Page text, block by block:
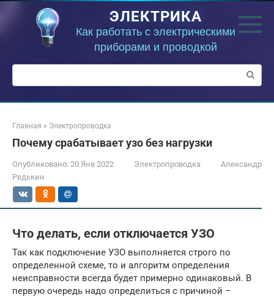
ЭЛЕКТРИКА
Как работать с электрическими
приборами и проводкой
Поиск:
Главная » Электропроводка
Почему срабатывает узо без нагрузки
Опубликовано: 20 Янв 2022 Электропроводка
Александр
Редькин
Что делать, если отключается УЗО
Так как подключение УЗО выполняется строго по
определенной схеме, то и алгоритм определения
неисправности всегда будет примерно одинаковый. В
первую очередь надо определиться с причиной –